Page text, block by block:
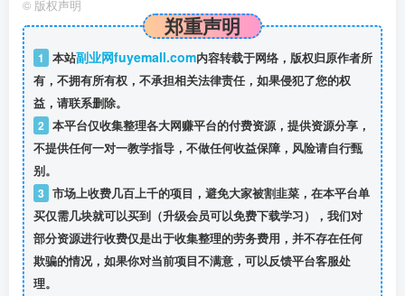
© 版权声明
郑重声明
1 本站副业网fuyemall.com内容转载于网络，版权归原作者所
有，不拥有所有权，不承担相关法律责任，如果侵犯了您的权
益，请联系删除。
2 本平台仅收集整理各大网赚平台的付费资源，提供资源分享，
不提供任何一对一教学指导，不做任何收益保障，风险请自行甄
别。
3 市场上收费几百上千的项目，避免大家被割韭菜，在本平台单
买仅需几块就可以买到（升级会员可以免费下载学习），我们对
部分资源进行收费仅是出于收集整理的劳务费用，并不存在任何
欺骗的情况，如果你对当前项目不满意，可以反馈平台客服处
理。